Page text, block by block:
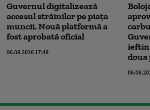
Guvernul digitalizează
accesul străinilor pe piața
muncii. Nouă platformă a
fost aprobată oficial
06.08.2026 17:48